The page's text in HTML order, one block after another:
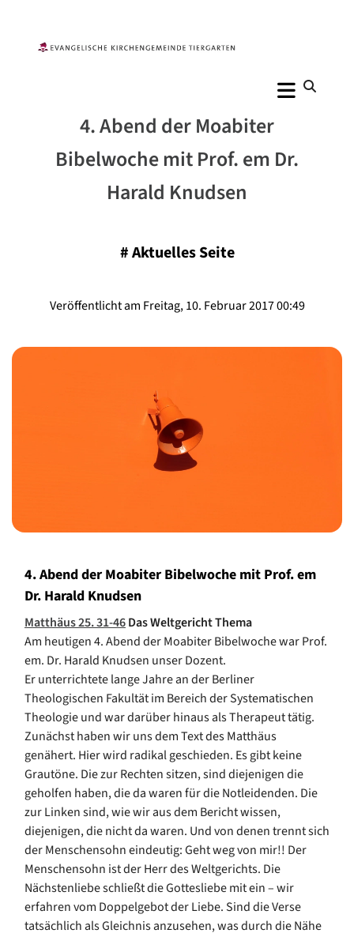
4. Abend der Moabiter
Bibelwoche mit Prof. em Dr.
Harald Knudsen
#Aktuelles Seite
Veröffentlicht am Freitag, 10. Februar 2017 00:49
4. Abend der Moabiter Bibelwoche mit Prof. em
Dr. Harald Knudsen
Matthäus 25. 31-46Das Weltgericht Thema
Am heutigen 4. Abend der Moabiter Bibelwoche war Prof.
em. Dr. Harald Knudsen unser Dozent.
Er unterrichtete lange Jahre an der Berliner
Theologischen Fakultät im Bereich der Systematischen
Theologie und war darüber hinaus als Therapeut tätig.
Zunächst haben wir uns dem Text des Matthäus
genähert. Hier wird radikal geschieden. Es gibt keine
Grautöne. Die zur Rechten sitzen, sind diejenigen die
geholfen haben, die da waren für die Notleidenden. Die
zur Linken sind, wie wir aus dem Bericht wissen,
diejenigen, die nicht da waren. Und von denen trennt sich
der Menschensohn eindeutig: Geht weg von mir!! Der
Menschensohn ist der Herr des Weltgerichts. Die
Nächstenliebe schließt die Gottesliebe mit ein – wir
erfahren vom Doppelgebot der Liebe. Sind die Verse
tatsächlich als Gleichnis anzusehen, was durch die Nähe